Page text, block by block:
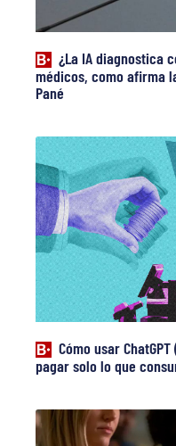
¿La IA diagnostica
médicos, como afirma
Pané
Cómo usar
pagar solo lo que